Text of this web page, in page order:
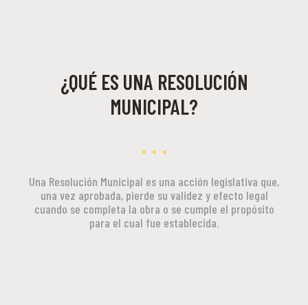
¿QUÉ ES UNA RESOLUCIÓN
MUNICIPAL?
Una Resolución Municipal es una acción legislativa que,
una vez aprobada, pierde su validez y efecto legal
cuando se completa la obra o se cumple el propósito
para el cual fue establecida.